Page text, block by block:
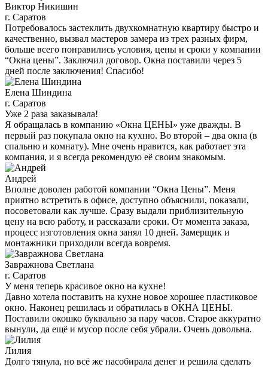
Виктор Никишин
г. Саратов
Потребовалось застеклить двухкомнатную квартиру быстро и
качественно, вызвал мастеров замера из трех разных фирм,
больше всего понравились условия, цены и сроки у компании
“Окна цены”. Заключил договор. Окна поставили через 5
дней после заключения! Спасибо!
Елена Шиндина
г. Саратов
Уже 2 раза заказывала!
Я обращалась в компанию «Окна ЦЕНЫ» уже дважды. В
первый раз покупала окно на кухню. Во второй – два окна (в
спальню и комнату). Мне очень нравится, как работает эта
компания, и я всегда рекомендую её своим знакомым.
Андрей
Вполне доволен работой компании “Окна Цены”. Меня
приятно встретить в офисе, доступно объяснили, показали,
посоветовали как лучше. Сразу выдали приблизительную
цену на всю работу, и рассказали сроки. От момента заказа,
процесс изготовления окна занял 10 дней. Замерщик и
монтажники приходили всегда вовремя.
Завражнова Светлана
г. Саратов
У меня теперь красивое окно на кухне!
Давно хотела поставить на кухне новое хорошее пластиковое
окно. Наконец решилась и обратилась в ОКНА ЦЕНЫ.
Поставили окошко буквально за пару часов. Старое аккуратно
вынули, да ещё и мусор после себя убрали. Очень довольна.
Лилия
Долго тянула, но всё же насобирала денег и решила сделать